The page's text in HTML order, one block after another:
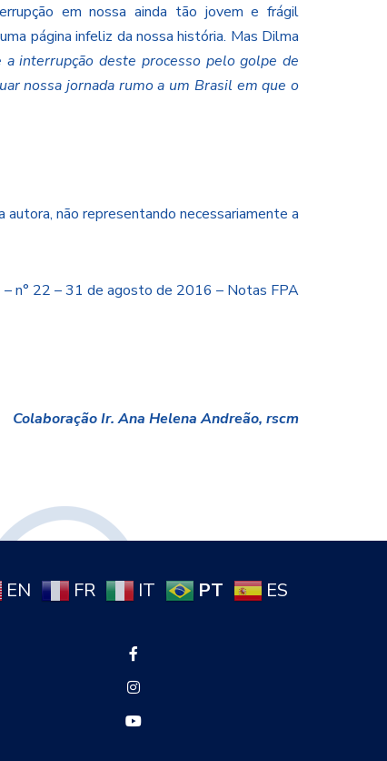
em nossa ainda tão jovem e frágil
página infeliz da nossa história. Mas Dilma
a interrupção deste processo pelo golpe de
nossa jornada rumo a um Brasil em que o
não representando necessariamente a
n° 22 – 31 de agosto de 2016 – Notas FPA
Colaboração Ir. Ana Helena Andreão, rscm
EN FR IT PT ES